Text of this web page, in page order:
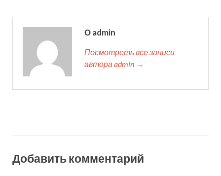
О admin
Посмотреть все записи
автора admin →
Добавить комментарий